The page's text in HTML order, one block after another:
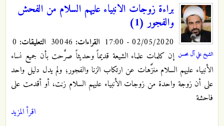
الشيخ علي آل محسن
براءة زوجات الانبياء عليهم السلام من الفحش
والفجور (1)
02/05/2020 - 17:00 القراءات: التعليقات:
إن كلمات علماء الشيعة قديماً وحديثاً صرَّحت بأن جميع نساء
الأنبياء عليهم السلام منزَّهات عن ارتكاب الزنا والفجور؛ ولم يدل دليل واحد
على أن زوجة واحدة من زوجات الأنبياء عليهم السلام زنت، أو أقدمت على
فاحشة
اقرأ المزيد